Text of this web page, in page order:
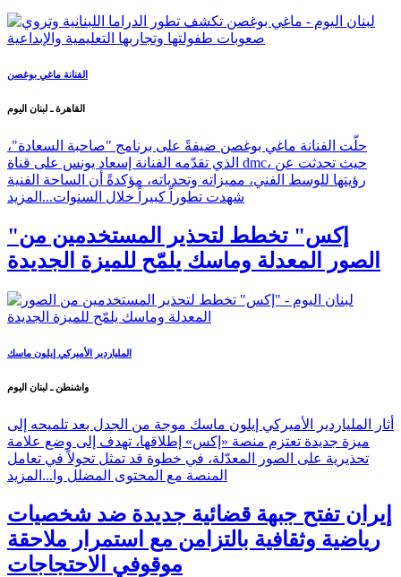
الفنانة ماغي بوغصن
القاهرة ـ لبنان اليوم
حلّت الفنانة ماغي بوغصن ضيفةً على برنامج "صاحبة السعادة"،
الذي تقدّمه الفنانة إسعاد يونس على قناة dmc، حيث تحدثت عن
رؤيتها للوسط الفني، مميزاته وتحدياته، مؤكدةً أن الساحة الفنية
شهدت تطوراً كبيراً خلال السنوات... المزيد
"إكس" تخطط لتحذير المستخدمين من
الصور المعدلة وماسك يلمّح للميزة الجديدة
الملياردير الأميركي إيلون ماسك
واشنطن ـ لبنان اليوم
أثار الملياردير الأميركي إيلون ماسك موجة من الجدل بعد تلميحه إلى
ميزة جديدة تعتزم منصة «إكس» إطلاقها، تهدف إلى وضع علامة
تحذيرية على الصور المعدّلة، في خطوة قد تمثل تحولاً في تعامل
المنصة مع المحتوى المضلل وا... المزيد
إيران تفتح جبهة قضائية جديدة ضد شخصيات
رياضية وثقافية بالتزامن مع استمرار ملاحقة
موقوفي الاحتجاجات